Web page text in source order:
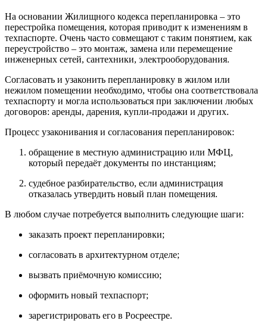
На основании Жилищного кодекса перепланировка – это
перестройка помещения, которая приводит к изменениям в
техпаспорте. Очень часто совмещают с таким понятием, как
переустройство – это монтаж, замена или перемещение
инженерных сетей, сантехники, электрооборудования.
Согласовать и узаконить перепланировку в жилом или
нежилом помещении необходимо, чтобы она соответствовала
техпаспорту и могла использоваться при заключении любых
договоров: аренды, дарения, купли-продажи и других.
Процесс узаконивания и согласования перепланировок:
обращение в местную администрацию или МФЦ,
который передаёт документы по инстанциям;
судебное разбирательство, если администрация
отказалась утвердить новый план помещения.
В любом случае потребуется выполнить следующие шаги:
заказать проект перепланировки;
согласовать в архитектурном отделе;
вызвать приёмочную комиссию;
оформить новый техпаспорт;
зарегистрировать его в Росреестре.